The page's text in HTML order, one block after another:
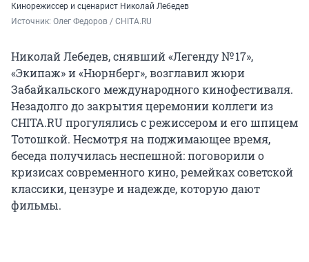
Кинорежиссер и сценарист Николай Лебедев
Источник: Олег Федоров / CHITA.RU
Николай Лебедев, снявший «Легенду № 17»,
«Экипаж» и «Нюрнберг», возглавил жюри
Забайкальского международного кинофестиваля.
Незадолго до закрытия церемонии коллеги из
CHITA.RU прогулялись с режиссером и его шпицем
Тотошкой. Несмотря на поджимающее время,
беседа получилась неспешной: поговорили о
кризисах современного кино, ремейках советской
классики, цензуре и надежде, которую дают
фильмы.